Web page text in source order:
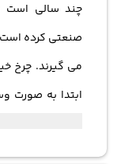
چند سالی است
صنعتی کرده است
می گیرند. چرخ
ابتدا به صورت
استفاده قرار
استفاده از این